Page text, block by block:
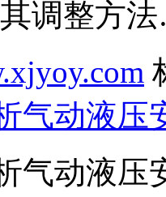
调整方
气动液压
气动液压